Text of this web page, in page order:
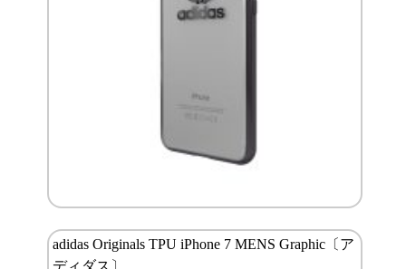
adidas Originals TPU iPhone 7 MENS Graphic〔ア